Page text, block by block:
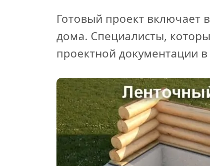
Готовый проект включает
дома. Специалисты,
проектной документации